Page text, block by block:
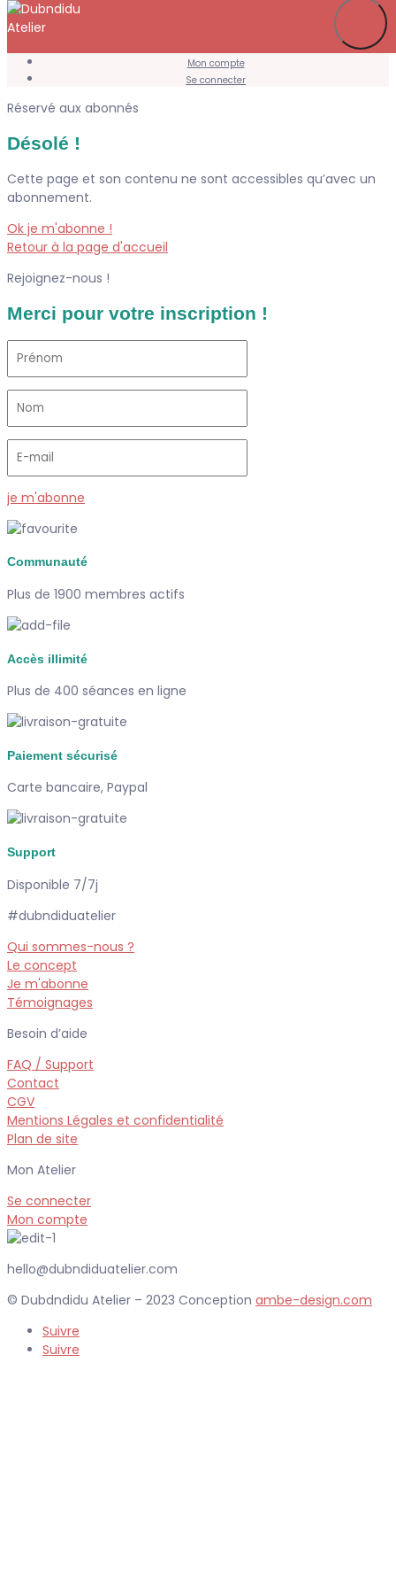
Mon compte
Se connecter
Réservé aux abonnés
Désolé !
Cette page et son contenu ne sont accessibles qu’avec un
abonnement.
Ok je m'abonne !
Retour à la page d'accueil
Rejoignez-nous !
Merci pour votre inscription !
je m'abonne
Communauté
Plus de 1900 membres actifs
Accès illimité
Plus de 400 séances en ligne
Paiement sécurisé
Carte bancaire, Paypal
Support
Disponible 7/7j
#dubndiduatelier
Qui sommes-nous ?
Le concept
Je m'abonne
Témoignages
Besoin d’aide
FAQ / Support
Contact
CGV
Mentions Légales et confidentialité
Plan de site
Mon Atelier
Se connecter
Mon compte
hello@dubndiduatelier.com
© Dubdndidu Atelier – 2023 Conception ambe-design.com
Suivre
Suivre